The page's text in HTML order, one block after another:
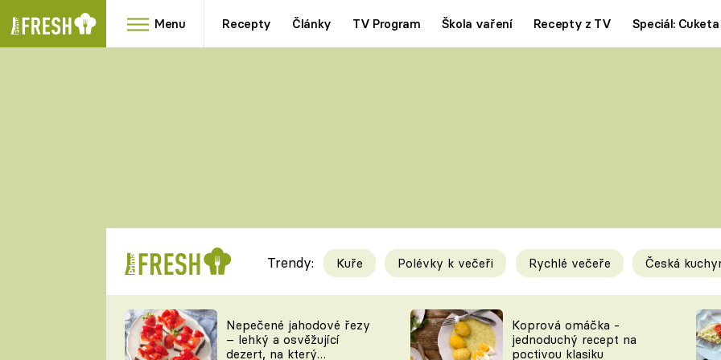
Menu Recepty Články TV Program Škola vaření Recepty z TV Speciál: Cuketa
RYCHLOVKY
Videorecepty
TEĎ VAŘÍ ŠÉF!
Tipy a triky
KAM ZA JÍDLEM
Trendy: Kuře Polévky k večeři Rychlé večeře Česká
Nepečené jahodové řezy
– lehký a osvěžující
dezert, na který
Koprová omáčka -
jednoduchý recept na
poctivou klasiku